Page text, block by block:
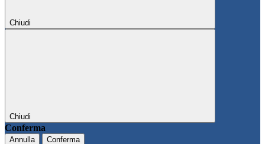
Chiudi
Chiudi
Conferma
Annulla Conferma